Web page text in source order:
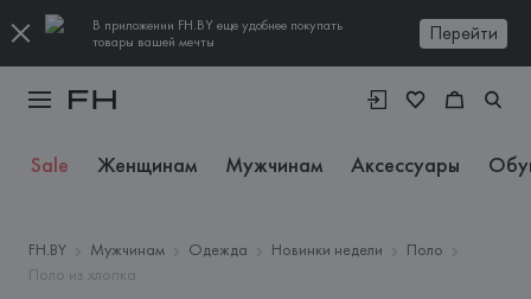
В приложении FH.BY еще удобнее покупать
товары вашей мечты
Перейти
Sale Женщинам Мужчинам Аксессуары
FH.BY Мужчинам Одежда Новинки недели
Поло
Поло из хлопка